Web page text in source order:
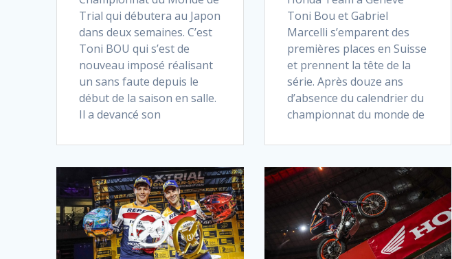
Toni Bou et Gabriel
Marcelli s’emparent des
premières places en Suisse
et prennent la tête de la
série. Après douze ans
d’absence du calendrier du
championnat du monde de
Trial qui débutera au Japon
dans deux semaines. C’est
Toni BOU qui s’est de
nouveau imposé réalisant
un sans faute depuis le
début de la saison en salle.
Il a devancé son